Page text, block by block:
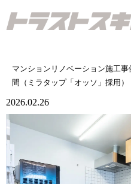
受付時間/9：
トップページ
CONCEPT
私たちが建てる家
マンションリノベーション施工
間（ミラタップ「オッソ」採用）
2026.02.26